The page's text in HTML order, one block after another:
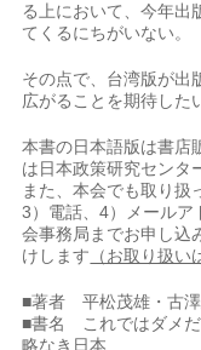
る上において、今年出
てくるにちがいない。
その点で、台湾版が出
広がることを期待した
本書の日本語版は書店
は日本政策研究センタ
また、本会でも取り扱
3）電話、4）メールア
会事務局までお申し込
けします （お取り扱い
■著者 平松茂雄・古
■書名 これではダメだ
略なき日本